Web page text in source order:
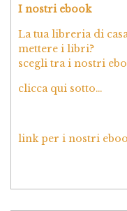
I nostri ebook
La tua libreria di
mettere i libri?
scegli tra i nostri
clicca qui sotto…
link per i nostri